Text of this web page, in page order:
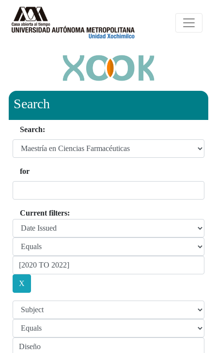
Search
Search:
for
Current filters: